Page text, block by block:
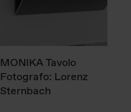
MONIKA Tavolo
Fotografo: Lorenz
Sternbach